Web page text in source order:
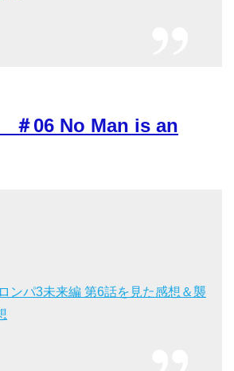
＃06 No Man is an
ンパ3未来編 第6話を見た感想＆襲